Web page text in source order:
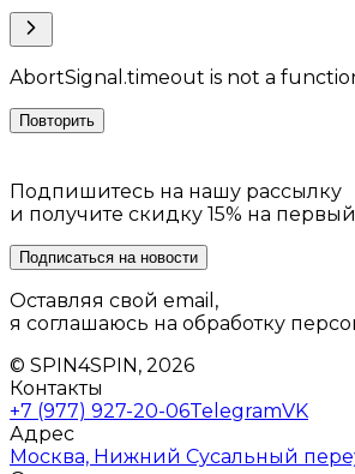
AbortSignal.timeout is not a
Повторить
Подпишитесь на нашу рассылку
и получите скидку 15% на первый
Подписаться на новости
Оставляя свой email,
я соглашаюсь на обработку
© SPIN4SPIN, 2026
Контакты
+7 (977) 927-20-06TelegramVK
Адрес
Москва, Нижний Сусальный